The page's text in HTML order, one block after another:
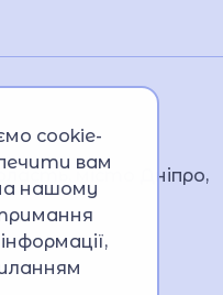
місто Дніпро,
cookie-
вам
нашому